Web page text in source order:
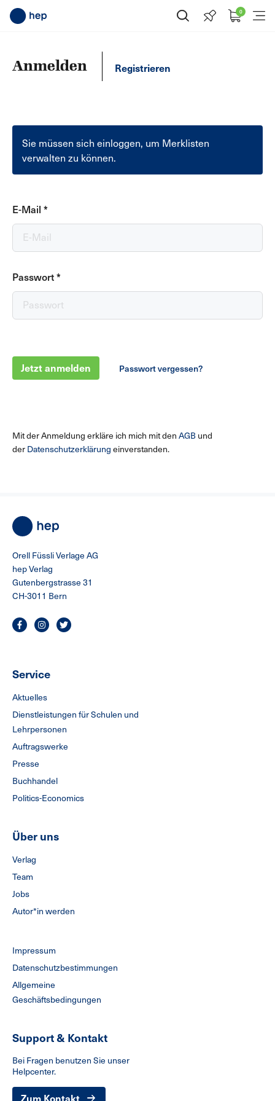
Suche öffnen 0
Anmelden Registrieren
Sie müssen sich einloggen, um Merklisten
verwalten zu können.
E-Mail *
Passwort*
Jetzt anmelden Passwort vergessen?
Mit der Anmeldung erkläre ich mich mit denAGB und
derDatenschutzerklärungeinverstanden.
Orell Füssli Verlage AG
hep Verlag
Gutenbergstrasse 31
CH-3011 Bern
Service
Aktuelles
Dienstleistungen für Schulen und
Lehrpersonen
Auftragswerke
Presse
Buchhandel
Politics-Economics
Über uns
Verlag
Team
Jobs
Autor*in werden
Impressum
Datenschutzbestimmungen
Allgemeine
Geschäftsbedingungen
Support & Kontakt
Bei Fragen benutzen Sie unser
Helpcenter.
Zum Kontakt